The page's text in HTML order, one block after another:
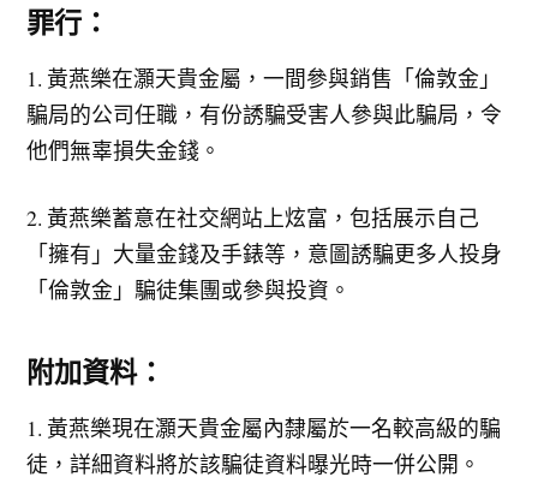
罪行：
1. 黃燕樂在灝天貴金屬，一間參與銷售「倫敦金」
騙局的公司任職，有份誘騙受害人參與此騙局，令
他們無辜損失金錢。
2. 黃燕樂蓄意在社交網站上炫富，包括展示自己
「擁有」大量金錢及手錶等，意圖誘騙更多人投身
「倫敦金」騙徒集團或參與投資。
附加資料：
1. 黃燕樂現在灝天貴金屬內隸屬於一名較高級的騙
徒，詳細資料將於該騙徒資料曝光時一併公開。